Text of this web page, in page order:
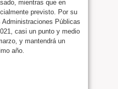
mientras que en
previsto. Por su
Públicas
casi un punto y medio
y mantendrá un
año.